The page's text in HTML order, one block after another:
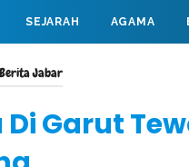
SEJARAH AGAMA
Berita Jabar
Garut